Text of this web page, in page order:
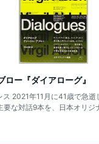
ロー『ダイアローグ』
ス 2021年11月に41歳で急
要な対話9本を、日本オリジ